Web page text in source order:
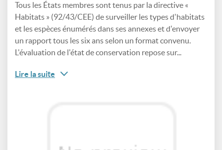
Tous les États membres sont tenus par la directive «
Habitats » (92/43/CEE) de surveiller les types d'habitats
et les espèces énumérés dans ses annexes et d'envoyer
un rapport tous les six ans selon un format convenu.
L'évaluation de l'état de conservation repose sur...
Lire la suite